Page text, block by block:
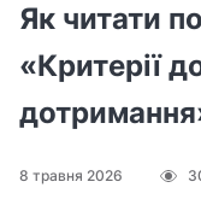
Як читати
«Критерії
8 травня 2026